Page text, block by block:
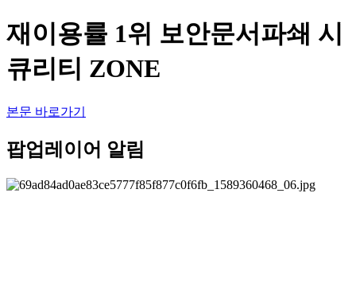
재이용률 1위 보안문서파쇄 시
큐리티 ZONE
본문 바로가기
팝업레이어 알림